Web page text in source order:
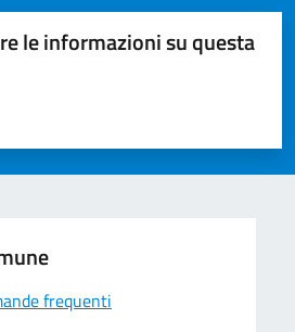
le informazioni su questa
stelle su 5
su 5
su 5
frequenti